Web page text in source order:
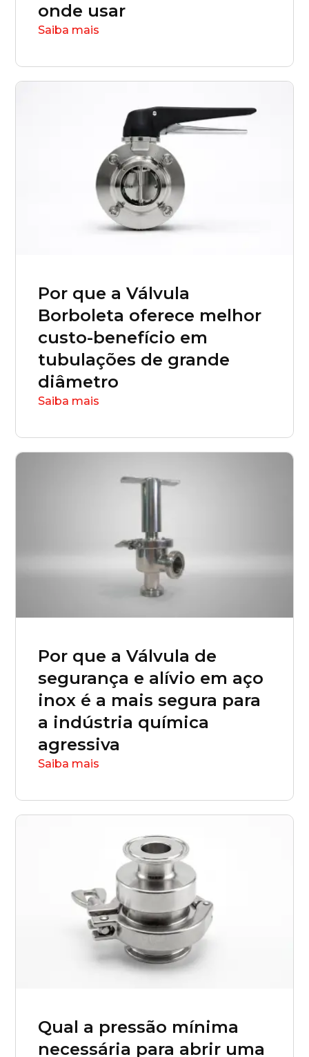
São Paulo (SP)
Brasilia (DF)
onde usar
Saiba mais
Por que a Válvula
Borboleta oferece melhor
custo-benefício em
tubulações de grande
diâmetro
Saiba mais
Por que a Válvula de
segurança e alívio em aço
inox é a mais segura para
a indústria química
agressiva
Saiba mais
Qual a pressão mínima
necessária para abrir uma